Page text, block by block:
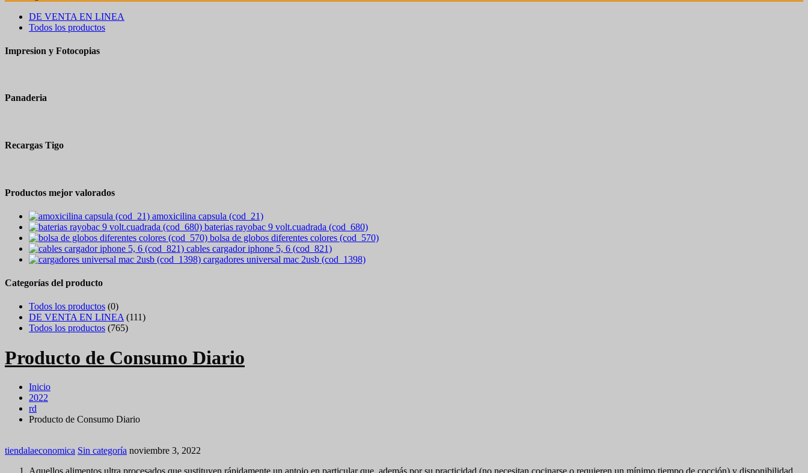
DE VENTA EN LINEA
Todos los productos
Impresion y Fotocopias
Panaderia
Recargas Tigo
Productos mejor valorados
amoxicilina capsula (cod_21)
baterias rayobac 9 volt.cuadrada (cod_680)
bolsa de globos diferentes colores (cod_570)
cables cargador iphone 5, 6 (cod_821)
cargadores universal mac 2usb (cod_1398)
Categorías del producto
Todos los productos (0)
DE VENTA EN LINEA (111)
Todos los productos (765)
Producto de Consumo Diario
Inicio
2022
rd
Producto de Consumo Diario
tiendalaeconomica Sin categoría noviembre 3, 2022